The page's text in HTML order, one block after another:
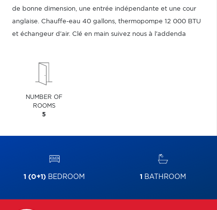
de bonne dimension, une entrée indépendante et une cour
anglaise. Chauffe-eau 40 gallons, thermopompe 12 000 BTU
et échangeur d'air. Clé en main suivez nous à l'addenda
NUMBER OF
ROOMS
5
1 (0+1) BEDROOM 1 BATHROOM